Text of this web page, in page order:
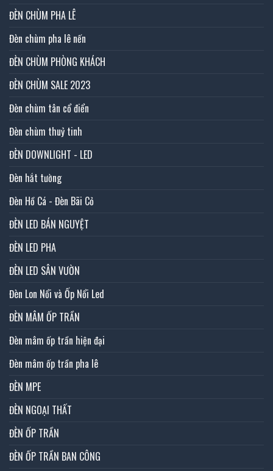
ĐÈN CHÙM PHA LÊ
Đèn chùm pha lê nến
ĐÈN CHÙM PHÒNG KHÁCH
ĐÈN CHÙM SALE 2023
Đèn chùm tân cổ điển
Đèn chùm thuỷ tinh
ĐÈN DOWNLIGHT - LED
Đèn hắt tường
Đèn Hồ Cá - Đèn Bãi Cỏ
ĐÈN LED BÁN NGUYỆT
ĐÈN LED PHA
ĐÈN LED SÂN VƯỜN
Đèn Lon Nổi và Ốp Nổi Led
ĐÈN MÂM ỐP TRẦN
Đèn mâm ốp trần hiện đại
Đèn mâm ốp trần pha lê
ĐÈN MPE
ĐÈN NGOẠI THẤT
ĐÈN ỐP TRẦN
ĐÈN ỐP TRẦN BAN CÔNG